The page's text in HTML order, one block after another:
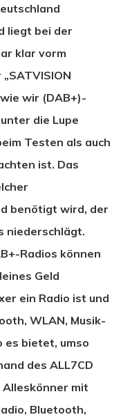
liegt bei der
klar vorm
wir (DAB+)-
die Lupe
Testen als auch
ist. Das
benötigt wird, der
niederschlägt.
Radios können
Geld
ein Radio ist und
WLAN, Musik-
bietet, umso
des ALL7CD
Alleskönner mit
Bluetooth,